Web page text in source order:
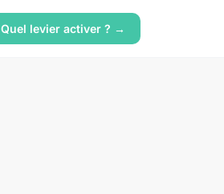
Quel levier activer ? →